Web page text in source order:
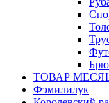
ТОВАР
Фэмилилук